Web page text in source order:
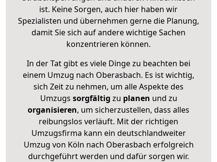
ist. Keine Sorgen, auch hier haben wir
Spezialisten und übernehmen gerne die Planung,
damit Sie sich auf andere wichtige Sachen
konzentrieren können.
In der Tat gibt es viele Dinge zu beachten bei
einem Umzug nach Oberasbach. Es ist wichtig,
sich Zeit zu nehmen, um alle Aspekte des
Umzugs sorgfältig zu planen und zu
organisieren, um sicherzustellen, dass alles
reibungslos verläuft. Mit der richtigen
Umzugsfirma kann ein deutschlandweiter
Umzug von Köln nach Oberasbach erfolgreich
durchgeführt werden und dafür sorgen wir.